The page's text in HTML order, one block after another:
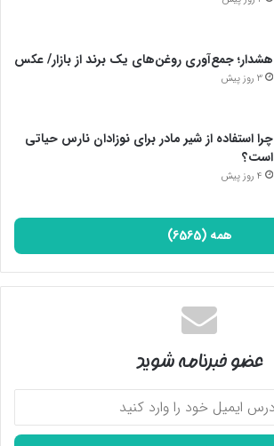
هشدار؛ جمع‌آوری روغن‌های یک برند از بازار/ عکس
3 روز پیش
چرا استفاده از شیر مادر برای نوزادان نارس حیاتی
است؟
4 روز پیش
همه (6565)
عضو خبرنامه شوید